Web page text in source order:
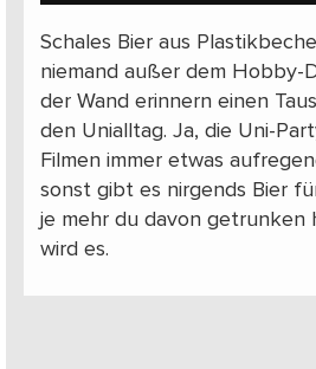
Schales Bier aus
niemand außer dem Hobby-
der Wand erinnern einen
den Unialltag. Ja, die Uni-
Filmen immer etwas
sonst gibt es nirgends Bier
je mehr du davon getrunken
wird es.